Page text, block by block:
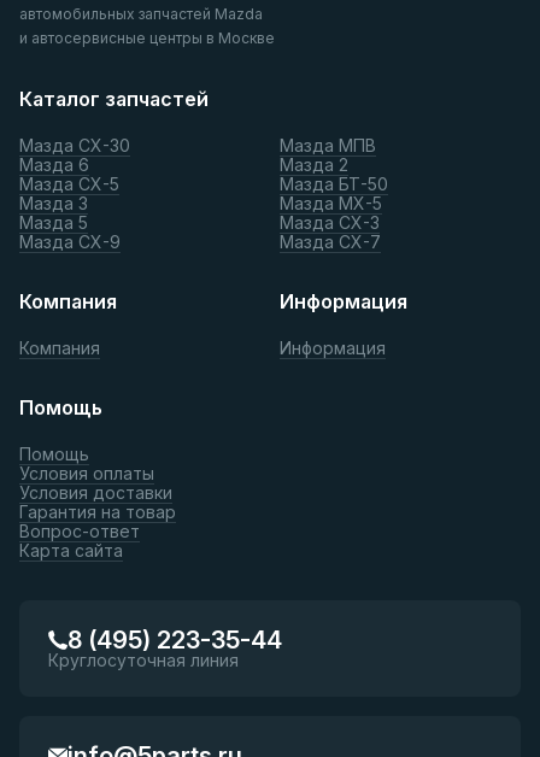
автомобильных запчастей Mazda
и автосервисные центры в Москве
Каталог запчастей
Мазда СХ-30
Мазда 6
Мазда СХ-5
Мазда 3
Мазда 5
Мазда СХ-9
Мазда МПВ
Мазда 2
Мазда БТ-50
Мазда МХ-5
Мазда СХ-3
Мазда СХ-7
Компания
Компания
Информация
Информация
Помощь
Помощь
Условия оплаты
Условия доставки
Гарантия на товар
Вопрос-ответ
Карта сайта
8 (495) 223-35-44
Круглосуточная линия